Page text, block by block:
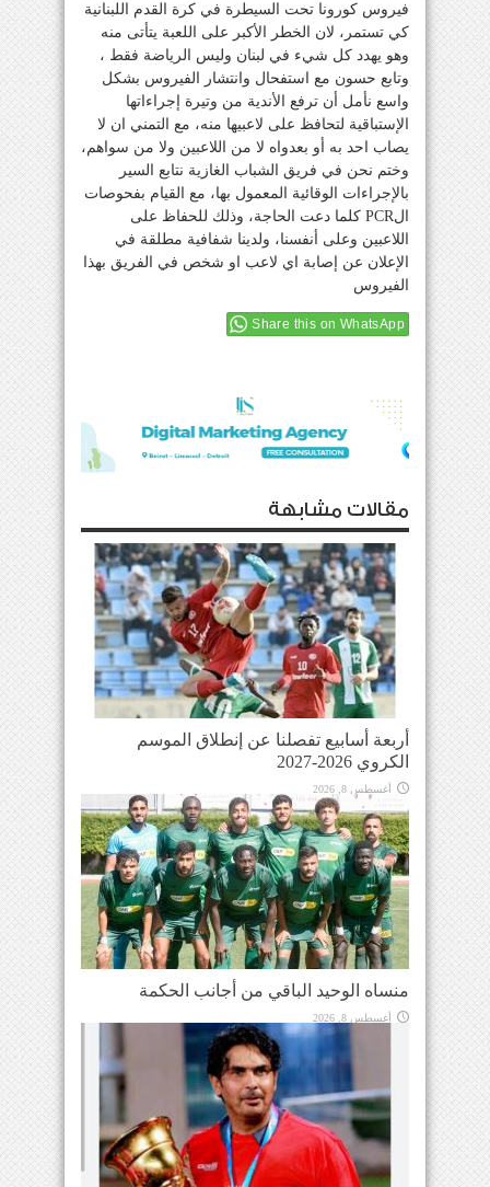
فيروس كورونا تحت السيطرة في كرة القدم اللبنانية
كي تستمر، لان الخطر الأكبر على اللعبة يتأتى منه
وهو يهدد كل شيء في لبنان وليس الرياضة فقط ،
وتابع حسون مع استفحال وانتشار الفيروس بشكل
واسع نأمل أن ترفع الأندية من وتيرة إجراءاتها
الإستباقية لتحافظ على لاعبيها منه، مع التمني ان لا
يصاب احد به أو بعدواه لا من اللاعبين ولا من سواهم،
وختم نحن في فريق الشباب الغازية نتابع السير
بالإجراءات الوقائية المعمول بها، مع القيام بفحوصات
الPCR كلما دعت الحاجة، وذلك للحفاظ على
اللاعبين وعلى أنفسنا، ولدينا شفافية مطلقة في
الإعلان عن إصابة اي لاعب او شخص في الفريق بهذا
الفيروس
Share this on WhatsApp
مقالات مشابهة
أربعة أسابيع تفصلنا عن إنطلاق الموسم
الكروي 2026-2027
أغسطس 8, 2026
منساه الوحيد الباقي من أجانب الحكمة
أغسطس 8, 2026